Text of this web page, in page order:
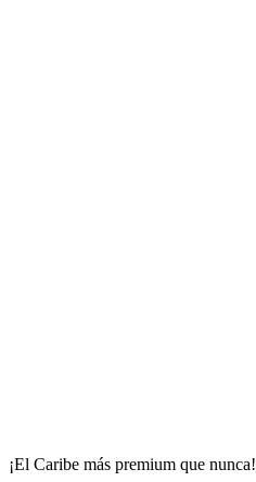
¡El Caribe más premium que nunca!